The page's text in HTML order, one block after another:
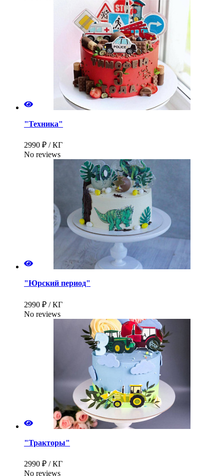
"Техника"
2990 ₽ / КГ
No reviews
"Юрский период"
2990 ₽ / КГ
No reviews
"Тракторы"
2990 ₽ / КГ
No reviews